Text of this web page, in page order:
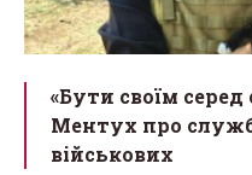
«Бути своїм серед
Ментух про
військових